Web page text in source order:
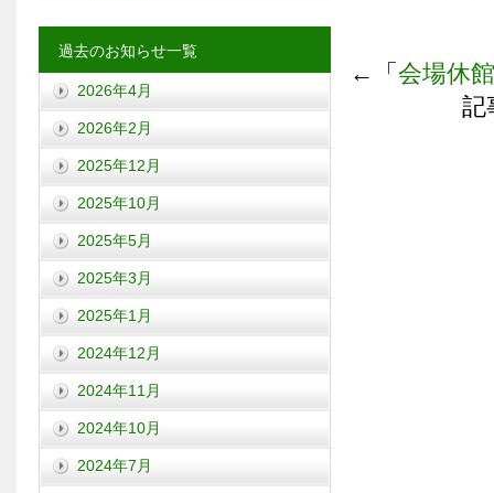
←「 会場休
記
過去のお知らせ一覧
2026年4月
2026年2月
2025年12月
2025年10月
2025年5月
2025年3月
2025年1月
2024年12月
2024年11月
2024年10月
2024年7月